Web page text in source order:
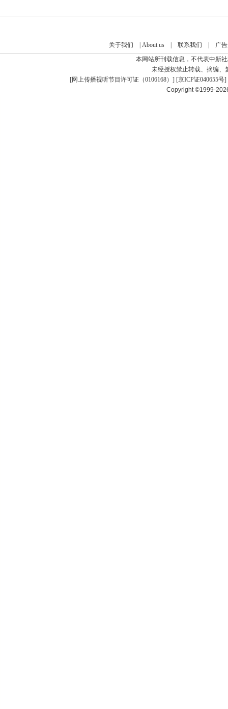
关于我们 About us| 联系我们
广
本网站所刊载信息，不代表中新
未经授权禁止转载、摘编、
[网上传播视听节目许可证（0106168） ] [京ICP证040655号]
Copyright ©1999-